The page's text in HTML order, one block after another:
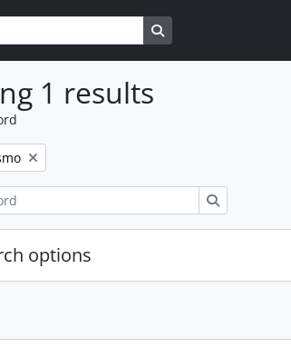
1 results
filter:
options